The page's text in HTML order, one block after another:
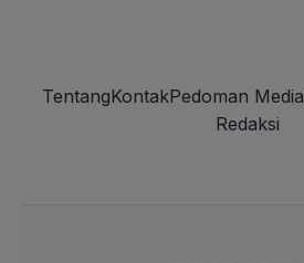
TentangKontakPedoman Media
Redaksi